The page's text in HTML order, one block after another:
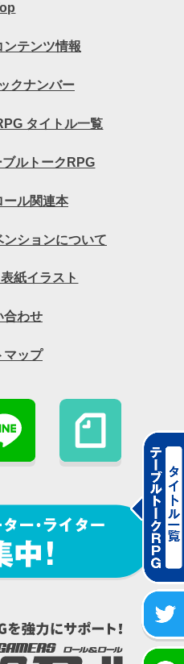
ンテンツ情報
クナンバー
タイトル一覧
ルトークRPG
ール関連本
ションについて
紙イラスト
合わせ
マップ